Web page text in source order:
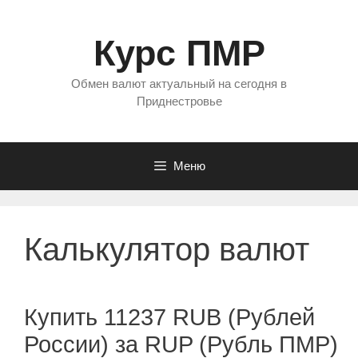
Курс ПМР
Обмен валют актуальный на сегодня в
Приднестровье
Меню
Калькулятор валют
Купить 11237 RUB (Рублей
России) за RUP (Рубль ПМР)